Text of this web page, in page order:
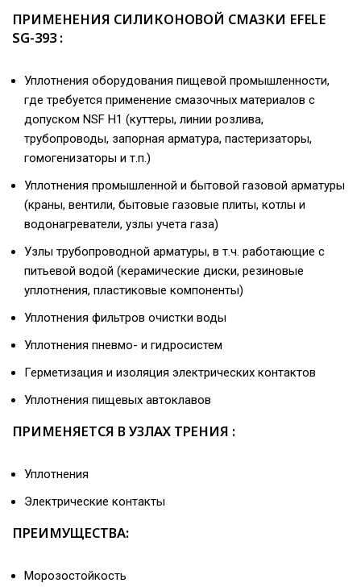
ПРИМЕНЕНИЯ СИЛИКОНОВОЙ СМАЗКИ EFELE
SG-393 :
Уплотнения оборудования пищевой промышленности,
где требуется применение смазочных материалов с
допуском NSF H1 (куттеры, линии розлива,
трубопроводы, запорная арматура, пастеризаторы,
гомогенизаторы и т.п.)
Уплотнения промышленной и бытовой газовой арматуры
(краны, вентили, бытовые газовые плиты, котлы и
водонагреватели, узлы учета газа)
Узлы трубопроводной арматуры, в т.ч. работающие с
питьевой водой (керамические диски, резиновые
уплотнения, пластиковые компоненты)
Уплотнения фильтров очистки воды
Уплотнения пневмо- и гидросистем
Герметизация и изоляция электрических контактов
Уплотнения пищевых автоклавов
ПРИМЕНЯЕТСЯ В УЗЛАХ ТРЕНИЯ :
Уплотнения
Электрические контакты
ПРЕИМУЩЕСТВА:
Морозостойкость